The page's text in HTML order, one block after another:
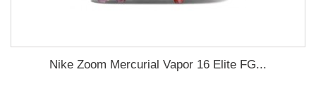
Nike Zoom Mercurial Vapor 16 Elite FG...